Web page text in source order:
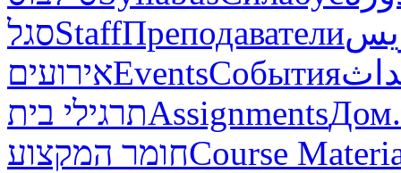
סגלStaffПреподаватели
אירועיםEventsСобытия
תרגילי ביתAssignmentsДом.
חומר המקצועCourse